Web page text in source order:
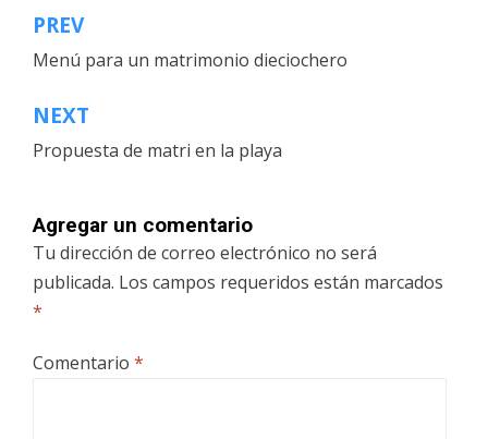
Navegación
de
entradas
PREV
Menú para un matrimonio dieciochero
NEXT
Propuesta de matri en la playa
Agregar un comentario
Tu dirección de correo electrónico no será
publicada. Los campos requeridos están marcados
*
Comentario *